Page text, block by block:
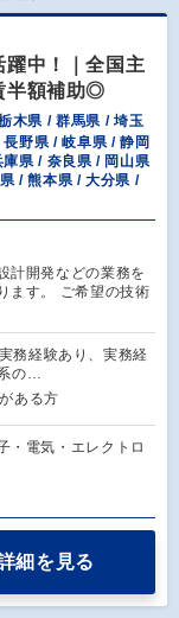
躍中！｜全国主
半額補助◎
木県 / 群馬県 / 埼玉
野県 / 岐阜県 / 静岡
県 / 奈良県 / 岡山県
/ 熊本県 / 大分県 /
計開発などの業務を
ます。 ご希望の技術
務経験あり、実務経
の…
ある方
・電気・エレクトロ
細を見る